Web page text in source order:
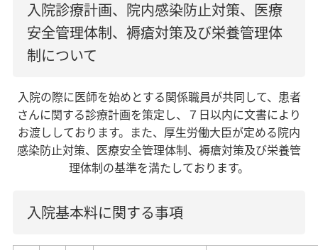
入院診療計画、院内感染防止対策、医療
安全管理体制、褥瘡対策及び栄養管理体
制について
入院の際に医師を始めとする関係職員が共同して、患者
さんに関する診療計画を策定し、７日以内に文書により
お渡ししております。また、厚生労働大臣が定める院内
感染防止対策、医療安全管理体制、褥瘡対策及び栄養管
理体制の基準を満たしております。
入院基本料に関する事項